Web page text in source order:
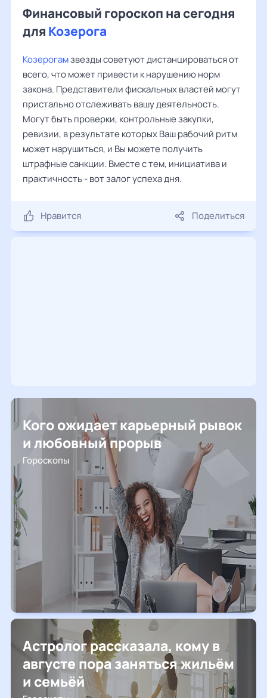
Финансовый гороскоп на сегодня
для Козерога
Козерогамзвезды советуют дистанцироваться от
всего, что может привести к нарушению норм
закона. Представители фискальных властей могут
пристально отслеживать вашу деятельность.
Могут быть проверки, контрольные закупки,
ревизии, в результате которых Ваш рабочий ритм
может нарушиться, и Вы можете получить
штрафные санкции. Вместе с тем, инициатива и
практичность - вот залог успеха дня.
Нравится Поделиться
Кого ожидает карьерный рывок
и любовный прорыв
Гороскопы
Астролог рассказала, кому в
августе пора заняться жильём
и семьёй